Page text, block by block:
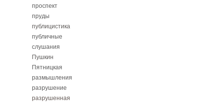
проспект
пруды
публицистика
публичные
слушания
Пушкин
Пятницкая
размышления
разрушение
разрушенная